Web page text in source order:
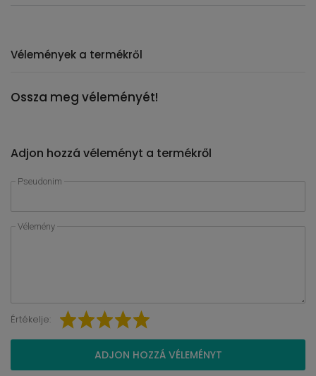
Vélemények a termékről
Ossza meg véleményét!
Adjon hozzá véleményt a termékről
Pseudonim
Vélemény
Értékelje:
ADJON HOZZÁ VÉLEMÉNYT